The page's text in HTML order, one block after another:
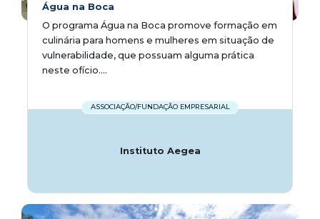
Água na Boca
O programa Água na Boca promove formação em
culinária para homens e mulheres em situação de
vulnerabilidade, que possuam alguma prática
neste ofício....
ASSOCIAÇÃO/FUNDAÇÃO EMPRESARIAL
Instituto Aegea